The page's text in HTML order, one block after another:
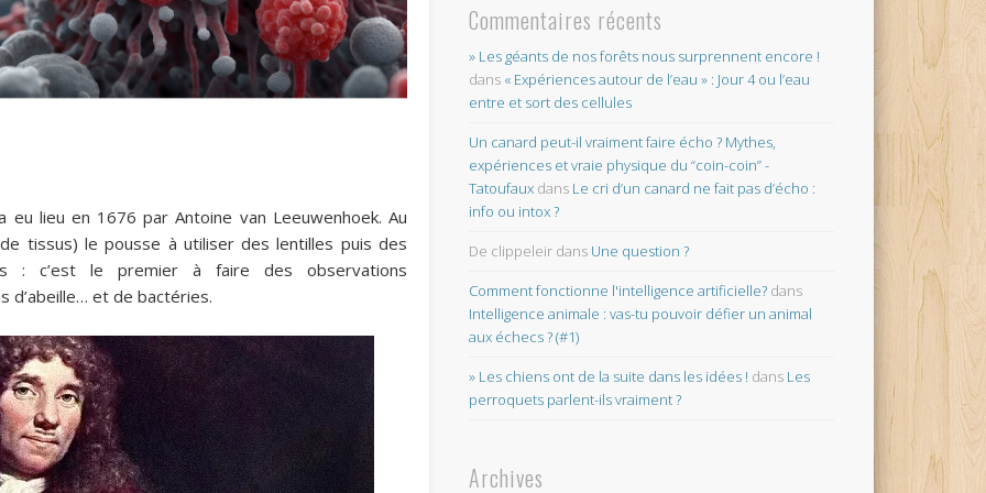
eu lieu en 1676 par Antoine van Leeuwenhoek.Au
tissus) le pousse à utiliser des lentilles puis des
: c’est le premier à faire des observations
d’abeille… et de bactéries.
Commentaires récents
» Les géants de nos forêts nous surprennent encore !
dans « Expériences autour de l’eau » : Jour 4 ou l’eau
entre et sort des cellules
Un canard peut-il vraiment faire écho ? Mythes,
expériences et vraie physique du “coin-coin” -
Tatoufaux dans Le cri d’un canard ne fait pas d’écho :
info ou intox ?
De clippeleir dans Une question ?
Comment fonctionne l'intelligence artificielle? dans
Intelligence animale : vas-tu pouvoir défier un animal
aux échecs ? (#1)
» Les chiens ont de la suite dans les idées ! dans Les
perroquets parlent-ils vraiment ?
Archives